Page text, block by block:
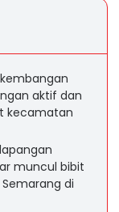
aktif dan
kecamatan
muncul bibit
di